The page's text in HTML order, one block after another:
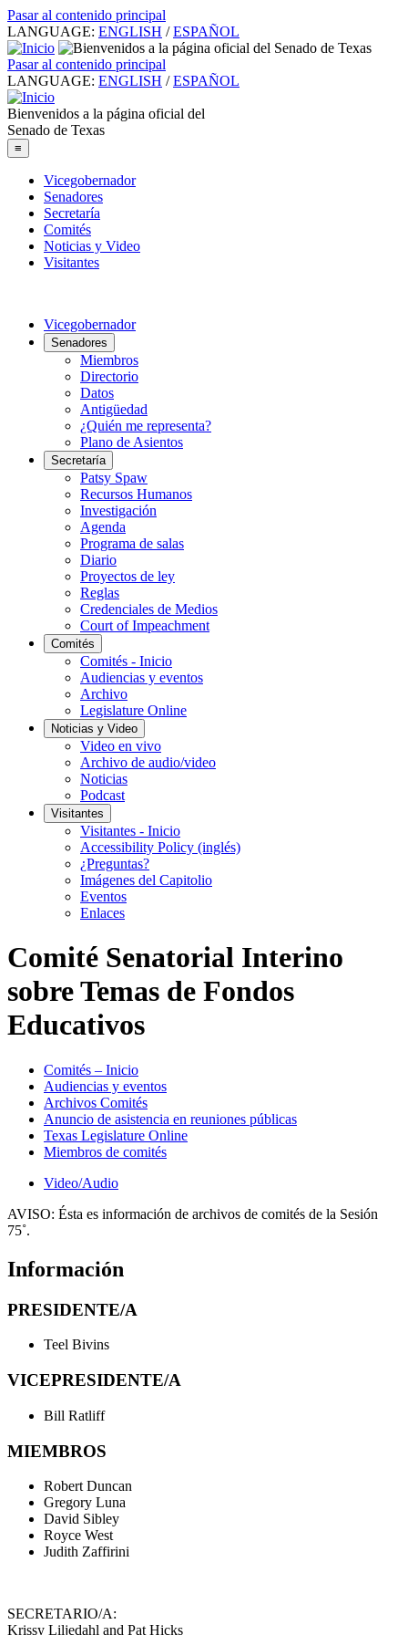
Pasar al contenido principal
LANGUAGE: ENGLISH / ESPAÑOL
Pasar al contenido principal
LANGUAGE: ENGLISH / ESPAÑOL
Bienvenidos a la página oficial del
Senado de Texas
≡
Vicegobernador
Senadores
Secretaría
Comités
Noticias y Video
Visitantes
Vicegobernador
Senadores
Miembros
Directorio
Datos
Antigüedad
¿Quién me representa?
Plano de Asientos
Secretaría
Patsy Spaw
Recursos Humanos
Investigación
Agenda
Programa de salas
Diario
Proyectos de ley
Reglas
Credenciales de Medios
Court of Impeachment
Comités
Comités - Inicio
Audiencias y eventos
Archivo
Legislature Online
Noticias y Video
Video en vivo
Archivo de audio/video
Noticias
Podcast
Visitantes
Visitantes - Inicio
Accessibility Policy (inglés)
¿Preguntas?
Imágenes del Capitolio
Eventos
Enlaces
Comité Senatorial Interino
sobre Temas de Fondos
Educativos
Comités – Inicio
Audiencias y eventos
Archivos Comités
Anuncio de asistencia en reuniones públicas
Texas Legislature Online
Miembros de comités
Video/Audio
AVISO: Ésta es información de archivos de comités de la Sesión
75˚.
Información
PRESIDENTE/A
Teel Bivins
VICEPRESIDENTE/A
Bill Ratliff
MIEMBROS
Robert Duncan
Gregory Luna
David Sibley
Royce West
Judith Zaffirini
SECRETARIO/A:
Krissy Liljedahl and Pat Hicks